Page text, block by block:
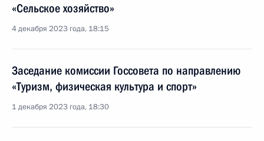
«Сельское хозяйство»
4 декабря 2023 года, 18:15
Заседание комиссии Госсовета по направлению
«Туризм, физическая культура и спорт»
1 декабря 2023 года, 18:30